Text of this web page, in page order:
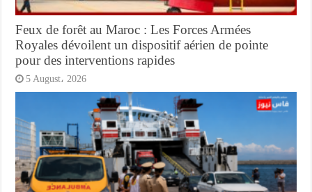
Feux de forêt au Maroc : Les Forces Armées
Royales dévoilent un dispositif aérien de pointe
pour des interventions rapides
5 August، 2026